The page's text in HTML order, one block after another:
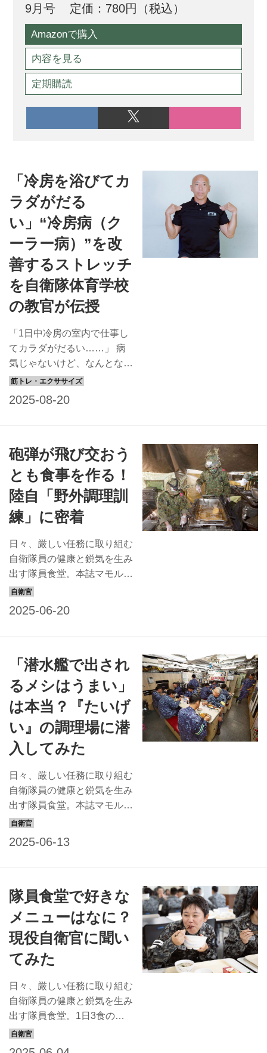
9月号 定価：780円（税込）
Amazonで購入
内容を見る
定期購読
「冷房を浴びてカ
ラダがだる
い」“冷房病（ク
ーラー病）”を改
善するストレッチ
を自衛隊体育学校
の教官が伝授
「1日中冷房の室内で仕事し
てカラダがだるい……」 病
気じゃないけど、なんとなく
体がだるい、疲れが取れない
ってことないですか？ 1年
資本”という自衛官から教え
てもらいましょう。 それ
は、1日数分のストレッチン
グと、食べる「メシ」にちょ
っと気を付けるだけという簡
単な術。なんといっても多数
のオリンピアンを生み育てた
自衛隊体育学校直伝ですか
ら、毎日繰り返せば、元気が
出ること間違いなし！ 「冷
有効 体は暑いと放熱しよう
縮させるため、冷房の効い
砲弾が飛び交おう
とも食事を作る！
陸自「野外調理訓
練」に密着
日々、厳しい任務に取り組む
自衛隊員の健康と鋭気を生み
出す隊員食堂。本誌マモルで
は連載ページ「隊員食堂」で
所に潜入してみた。 野戦場
を移動しながら食事を作る
陸上自衛隊にはアウトドアで
食事を作る訓練があるとい
う。陸自唯一の調理専門課程
である需品学校初級陸曹特技
課程「給養」の、その名も野
合訓練となる「組訓練」で
は、組長1人と組員5人の計6
人が1班となり、陣地にいる
中隊の人数分の食事を作る。
屋外で料理を作るというと、
「潜水艦で出され
るメシはうまい」
は本当？『たいげ
い』の調理場に潜
入してみた
日々、厳しい任務に取り組む
自衛隊員の健康と鋭気を生み
出す隊員食堂。本誌マモルで
は連載ページ「隊員食堂」で
理場に潜入してみた。 狭い
スペースで静かに料理を作
る、潜水艦『たいげい』の調
理場 2022年に就役した海上
自衛隊の最新鋭の潜水艦『た
いげい』。基準排水量約
3000トン、全長84メートル
という大型艦ながら、リチウ
ムイオン蓄電池を搭載するこ
とで静穏性に優れ、長時間浮
隊員食堂で好きな
メニューはなに？
現役自衛官に聞い
てみた
日々、厳しい任務に取り組む
自衛隊員の健康と鋭気を生み
出す隊員食堂。1日3食の全
てをここで食べるという隊員